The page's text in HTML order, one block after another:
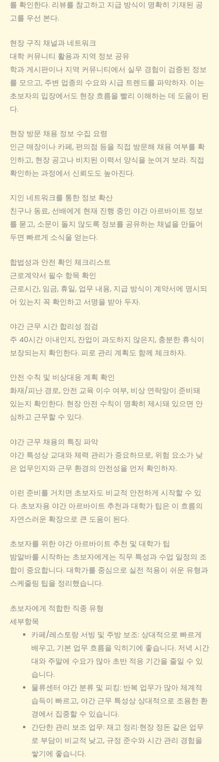
를 확인한다. 리뷰를 참고하고 지급 방식이 명확히 기재된 공
고를 우선 본다.
현장 구직 채널과 네트워크
대학 커뮤니티 활용과 지역 정보 공유
학과 게시판이나 지역 커뮤니티에서 실무 경험이 검증된 정보
를 모으고, 주변 업종의 수요와 시급 트렌드를 파악하자. 이는
초보자의 입장에서도 현장 흐름을 빨리 이해하는 데 도움이 된
다.
현장 방문 채용 정보 수집 요령
인근 매장이나 카페, 편의점 등을 직접 방문해 채용 여부를 확
인하고, 현장 공고나 비치된 이력서 양식을 눈여겨 보라. 직접
확인하는 과정에서 신뢰도도 높아진다.
지인 네트워크를 통한 정보 확산
친구나 동료, 선배에게 현재 진행 중인 야간 아르바이트 정보
를 묻고, 소문이 돌지 않도록 정보를 공유하는 채널을 만들어
두면 빠르게 소식을 얻는다.
합법성과 안전 확인 체크리스트
근로계약서 필수 항목 확인
근로시간, 임금, 휴일, 업무 내용, 지급 방식이 계약서에 명시되
어 있는지 꼭 확인하고 서명을 받아 두자.
야간 근무 시간 합리성 점검
주 40시간 이내인지, 잔업이 과도하지 않은지, 충분한 휴식이
보장되는지 확인한다. 피로 관리 계획도 함께 체크하자.
안전 수칙 및 비상대응 계획 확인
화재/피난 경로, 안전 교육 이수 여부, 비상 연락망이 준비돼
있는지 확인한다. 현장 안전 수칙이 명확히 제시돼 있으면 안
심하고 근무할 수 있다.
야간 근무 채용의 특징 파악
야간 특성상 교대와 체력 관리가 중요하므로, 위험 요소가 낮
은 업무인지와 근무 환경의 안전성을 먼저 확인하자.
이런 준비를 거치면 초보자도 비교적 안전하게 시작할 수 있
다. 초보자용 야간 아르바이트 추천과 대학가 팁은 이 흐름의
자연스러운 확장으로 큰 도움이 된다.
초보자를 위한 야간 아르바이트 추천 및 대학가 팁
밤알바를 시작하는 초보자에게는 직무 특성과 수업 일정의 조
합이 중요합니다. 대학가를 중심으로 실전 적용이 쉬운 유형과
스케줄링 팁을 정리했습니다.
초보자에게 적합한 직종 유형
세부항목
카페/레스토랑 서빙 및 주방 보조: 상대적으로 빠르게
배우고, 기본 업무 흐름을 익히기에 좋습니다. 저녁 시간
대와 주말에 수요가 많아 초반 적응 기간을 줄일 수 있
습니다.
물류센터 야간 분류 및 피킹: 반복 업무가 많아 체계적
습득이 빠르고, 야간 근무 특성상 상대적으로 조용한 환
경에서 집중할 수 있습니다.
간단한 관리 보조 업무: 재고 정리·현장 정돈 같은 업무
로 부담이 비교적 낮고, 규정 준수와 시간 관리 경험을
쌓기에 좋습니다.